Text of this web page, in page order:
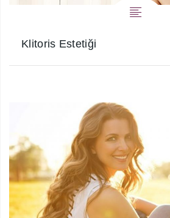
Klitoris Estetiği